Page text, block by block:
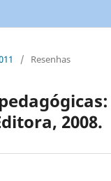
/ Resenhas
2008.